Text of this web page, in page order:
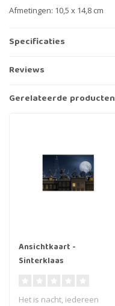
Afmetingen: 10,5 x 14,8 cm
Specificaties
Reviews
Gerelateerde producten
Ansichtkaart -
Sinterklaas
Het is nacht, iedereen